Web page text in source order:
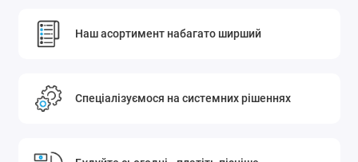
Наш асортимент набагато ширший
Спеціалізуємося на системних рішеннях